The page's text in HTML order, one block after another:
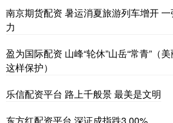
南京期货配资 暑运消夏旅游列车增开
力
盈为国际配资 山峰“轮休”山岳“常青”（
这样保护）
乐信配资平台 路上千般景 最美是文明